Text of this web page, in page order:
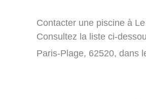
Contacter une piscine à
Consultez la liste ci-
Paris-Plage, 62520, dans